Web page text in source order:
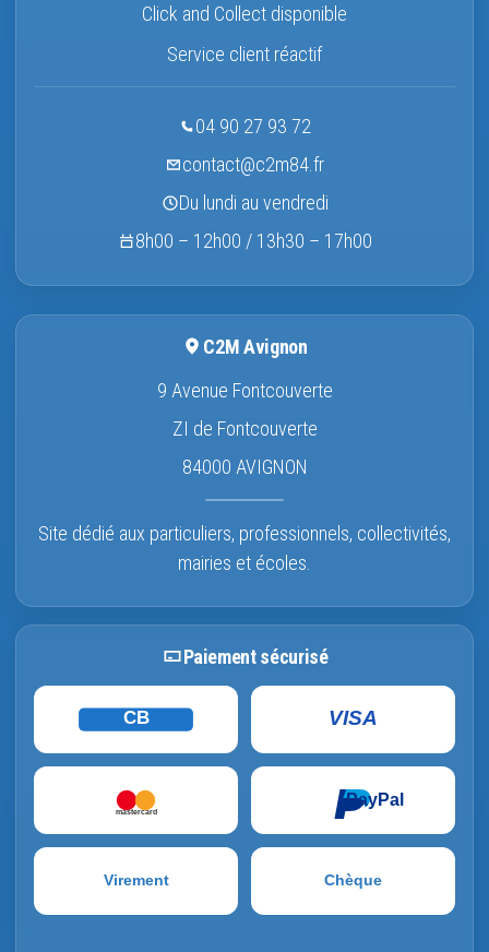
Click and Collect disponible
Service client réactif
04 90 27 93 72
contact@c2m84.fr
Du lundi au vendredi
8h00 – 12h00 / 13h30 – 17h00
C2M Avignon
9 Avenue Fontcouverte
ZI de Fontcouverte
84000 AVIGNON
Site dédié aux particuliers, professionnels, collectivités,
mairies et écoles.
Paiement sécurisé
CB VISA
mastercard
PayPal
Virement Chèque